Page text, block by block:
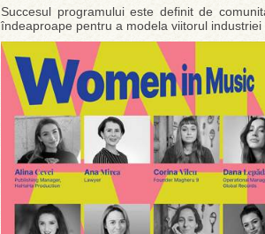
Succesul programului este definit de
îndeaproape pentru a modela viitorul industriei